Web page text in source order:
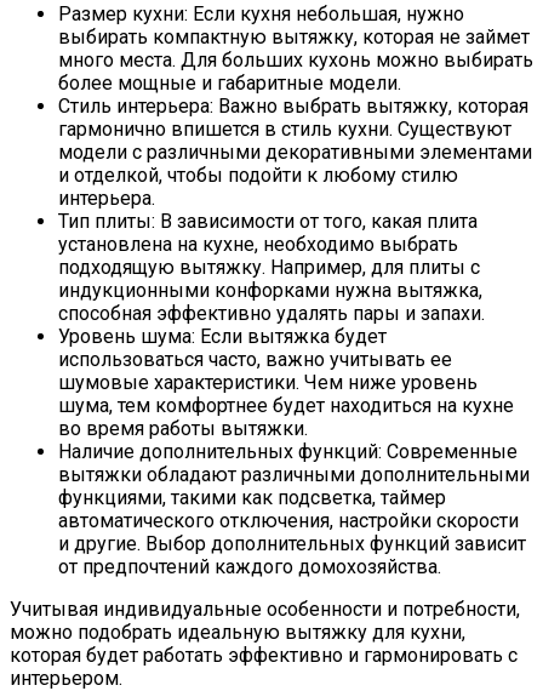
Размер кухни: Если кухня небольшая, нужно
выбирать компактную вытяжку, которая не займет
много места. Для больших кухонь можно выбирать
более мощные и габаритные модели.
Стиль интерьера: Важно выбрать вытяжку, которая
гармонично впишется в стиль кухни. Существуют
модели с различными декоративными элементами
и отделкой, чтобы подойти к любому стилю
интерьера.
Тип плиты: В зависимости от того, какая плита
установлена на кухне, необходимо выбрать
подходящую вытяжку. Например, для плиты с
индукционными конфорками нужна вытяжка,
способная эффективно удалять пары и запахи.
Уровень шума: Если вытяжка будет
использоваться часто, важно учитывать ее
шумовые характеристики. Чем ниже уровень
шума, тем комфортнее будет находиться на кухне
во время работы вытяжки.
Наличие дополнительных функций: Современные
вытяжки обладают различными дополнительными
функциями, такими как подсветка, таймер
автоматического отключения, настройки скорости
и другие. Выбор дополнительных функций зависит
от предпочтений каждого домохозяйства.
Учитывая индивидуальные особенности и потребности,
можно подобрать идеальную вытяжку для кухни,
которая будет работать эффективно и гармонировать с
интерьером.